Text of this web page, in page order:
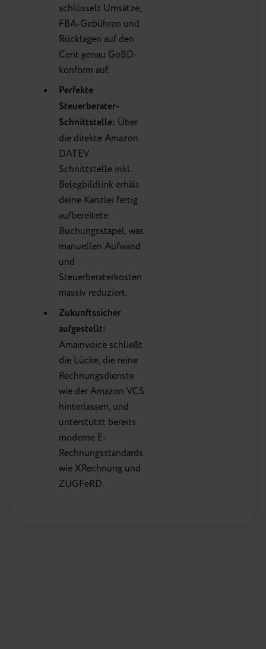
schlüsselt Umsätze,
FBA-Gebühren und
Rücklagen auf den
Cent genau GoBD-
konform auf.
Perfekte
Steuerberater-
Schnittstelle: Über
die direkte Amazon
DATEV
Schnittstelle inkl.
Belegbildlink erhält
deine Kanzlei fertig
aufbereitete
Buchungsstapel, was
manuellen Aufwand
und
Steuerberaterkosten
massiv reduziert.
Zukunftssicher
aufgestellt:
Amainvoice schließt
die Lücke, die reine
Rechnungsdienste
wie der Amazon VCS
hinterlassen, und
unterstützt bereits
moderne E-
Rechnungsstandards
wie XRechnung und
ZUGFeRD.